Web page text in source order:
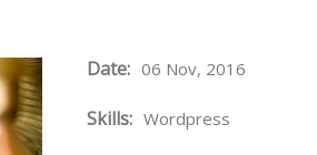
Date: 06 Nov, 2016
Skills: Wordpress